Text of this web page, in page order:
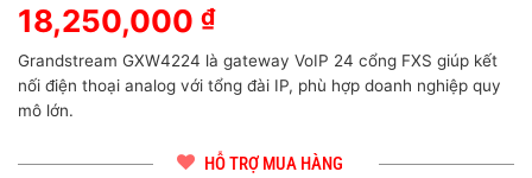
18,250,000 ₫
Grandstream GXW4224 là gateway VoIP 24 cổng FXS giúp kết
nối điện thoại analog với tổng đài IP, phù hợp doanh nghiệp quy
mô lớn.
HỖ TRỢ MUA HÀNG